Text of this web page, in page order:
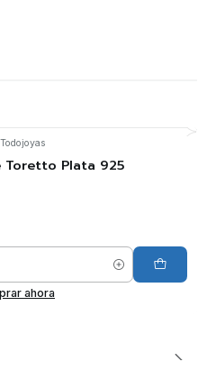
Todojoyas
Toretto Plata 925
ahora